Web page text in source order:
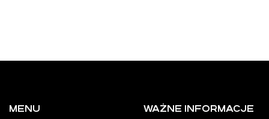
MENU WAŻNE INFORMACJE